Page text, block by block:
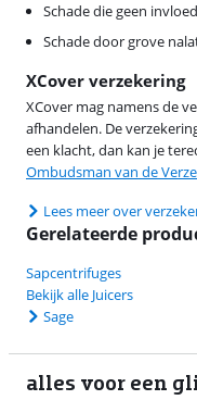
Schade die geen
Schade door grove
XCover verzekering
XCover mag namens de
afhandelen. De
een klacht, dan kan je
Ombudsman van de
Lees meer over
Gerelateerde
Sapcentrifuges
Bekijk alle Juicers
Sage
alles voor een